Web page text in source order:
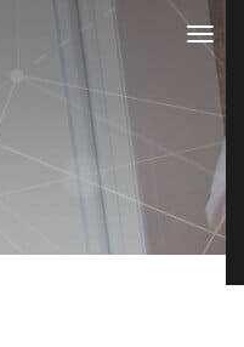
Toggle